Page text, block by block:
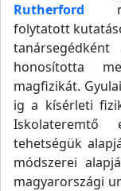
Rutherford
folytatott
honosította
magfizikát.
ig a kísérleti
Iskolateremtő
tehetségük
módszerei
magyarországi